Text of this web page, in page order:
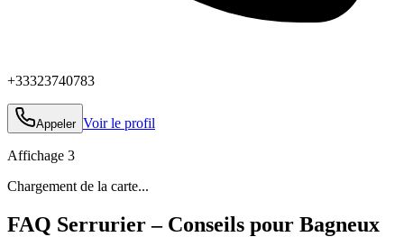
+33323740783
Appeler Voir le profil
Affichage 3
Chargement de la carte...
FAQ Serrurier – Conseils pour Bagneux